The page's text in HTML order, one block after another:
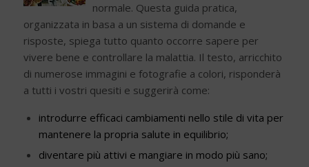
normale. Questa guida pratica,
organizzata in basa a un sistema di domande e
risposte, spiega tutto quanto occorre sapere per
vivere bene e controllare la malattia. Il testo, arricchito
di numerose immagini e fotografie a colori, risponderà
a tutti i vostri quesiti e suggerirà come:
introdurre efficaci cambiamenti nello stile di vita per
mantenere la propria salute in equilibrio;
diventare più attivi e mangiare in modo più sano;